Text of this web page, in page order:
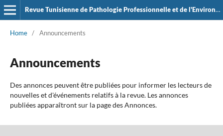
Revue Tunisienne de Pathologie Professionnelle et de l'Environement
Home / Announcements
Announcements
Des annonces peuvent être publiées pour informer les lecteurs de
nouvelles et d'événements relatifs à la revue. Les annonces
publiées apparaîtront sur la page des Annonces.